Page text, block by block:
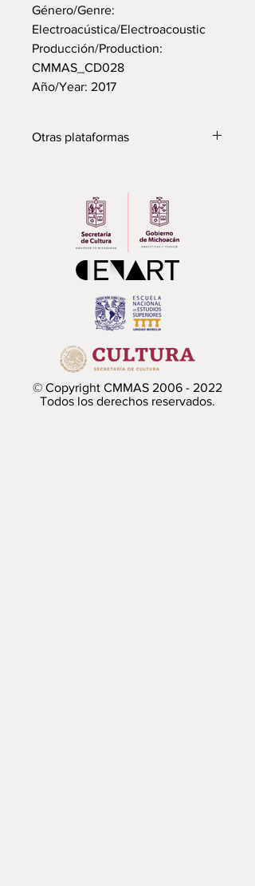
Género/Genre:
Electroacústica/Electroacoustic
Producción/Production:
CMMAS_CD028
Año/Year: 2017
Otras plataformas
© Copyright CMMAS 2006 - 2022
Todos los derechos reservados.